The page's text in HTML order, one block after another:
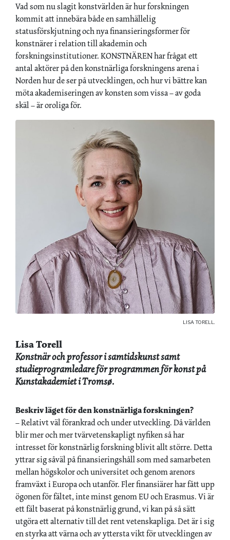
Vad som nu slagit konstvärlden är hur forskningen
kommit att innebära både en samhällelig
statusförskjutning och nya finansieringsformer för
konstnärer i relation till akademin och
forskningsinstitutioner. KONSTNÄREN har frågat ett
antal aktörer på den konstnärliga forskningens arena i
Norden hur de ser på utvecklingen, och hur vi bättre kan
möta akademiseringen av konsten som vissa – av goda
skäl – är oroliga för.
LISA TORELL.
Lisa Torell
Konstnär och professor i samtidskunst samt
studieprogramledare för programmen för konst på
Kunstakademiet i Tromsø.
Beskriv läget för den konstnärliga forskningen?
– Relativt väl förankrad och under utveckling. Då världen
blir mer och mer tvärvetenskapligt nyfiken så har
intresset för konstnärlig forskning blivit allt större. Detta
yttrar sig såväl på finansieringshåll som med samarbeten
mellan högskolor och universitet och genom arenors
framväxt i Europa och utanför. Fler finansiärer har fått upp
ögonen för fältet, inte minst genom EU och Erasmus. Vi är
ett fält baserat på konstnärlig grund, vi kan på så sätt
utgöra ett alternativ till det rent vetenskapliga. Det är i sig
en styrka att värna och av yttersta vikt för utvecklingen av